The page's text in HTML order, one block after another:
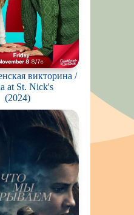
викторина /
at St. Nick's
(2024)